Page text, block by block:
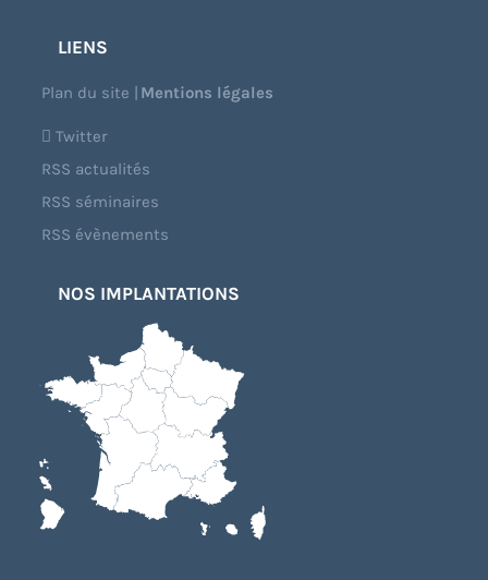
LIENS
Plan du site |Mentions légales
Twitter
RSS actualités
RSS séminaires
RSS évènements
NOS IMPLANTATIONS